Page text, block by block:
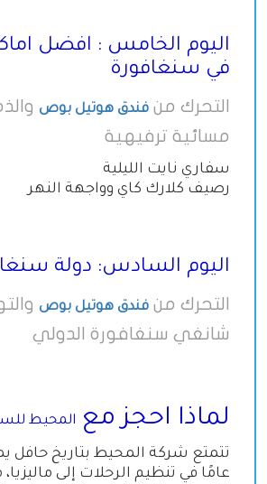
اليوم الخامس : افضل
في سنغافورة
التحرك من فندق هوتيل بوص
مسائية ترفيهية
سفاري نايت الليلية
رصيف كلارك كاي وواجهة النهر
اليوم السادس: دولة
التحرك من فندق هوتيل بوص
شانغي سنغافورة الدولي
لماذا احجز مع المحيط
عامًا في تنظيم الرحلات إلى